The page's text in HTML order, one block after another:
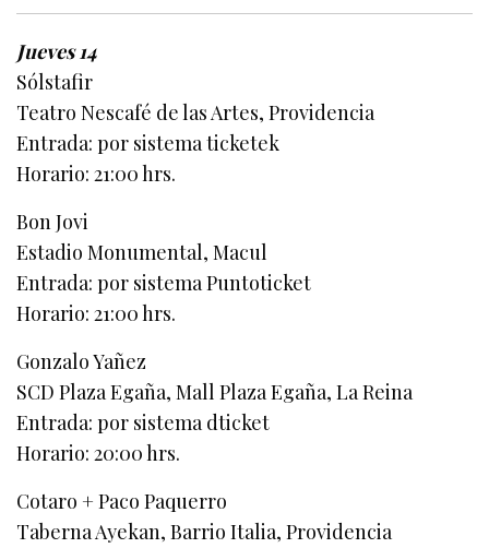
Jueves 14
Sólstafir
Teatro Nescafé de las Artes, Providencia
Entrada: por sistema ticketek
Horario: 21:00 hrs.
Bon Jovi
Estadio Monumental, Macul
Entrada: por sistema Puntoticket
Horario: 21:00 hrs.
Gonzalo Yañez
SCD Plaza Egaña, Mall Plaza Egaña, La Reina
Entrada: por sistema dticket
Horario: 20:00 hrs.
Cotaro + Paco Paquerro
Taberna Ayekan, Barrio Italia, Providencia